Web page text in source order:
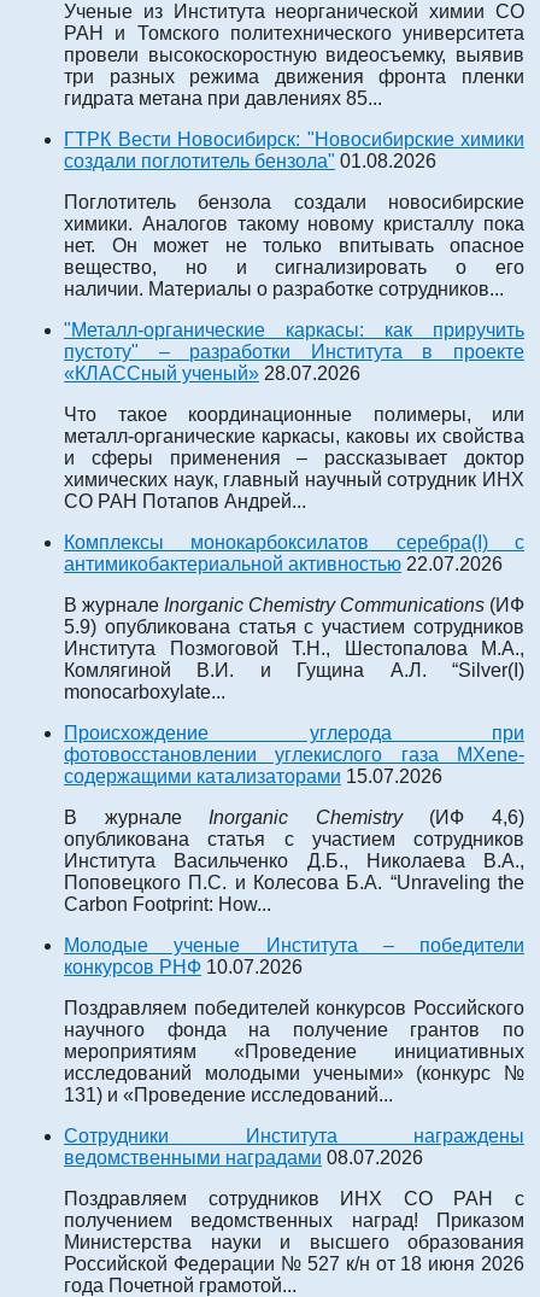
Ученые из Института неорганической химии СО
РАН и Томского политехнического университета
провели высокоскоростную видеосъемку, выявив
три разных режима движения фронта пленки
гидрата метана при давлениях 85...
ГТРК Вести Новосибирск: "Новосибирские химики
создали поглотитель бензола" 01.08.2026
Поглотитель бензола создали новосибирские
химики. Аналогов такому новому кристаллу пока
нет. Он может не только впитывать опасное
вещество, но и сигнализировать о его
наличии. Материалы о разработке сотрудников...
"Металл-органические каркасы: как приручить
пустоту" – разработки Института в проекте
«КЛАССный ученый» 28.07.2026
Что такое координационные полимеры, или
металл-органические каркасы, каковы их свойства
и сферы применения – рассказывает доктор
химических наук, главный научный сотрудник ИНХ
СО РАН Потапов Андрей...
Комплексы монокарбоксилатов серебра(I) с
антимикобактериальной активностью 22.07.2026
В журнале Inorganic Chemistry Communications (ИФ
5.9) опубликована статья с участием сотрудников
Института Позмоговой Т.Н., Шестопалова М.А.,
Комлягиной В.И. и Гущина А.Л. “Silver(I)
monocarboxylate...
Происхождение углерода при
фотовосстановлении углекислого газа MXene-
содержащими катализаторами 15.07.2026
В журнале Inorganic Chemistry(ИФ 4,6)
опубликована статья с участием сотрудников
Института Васильченко Д.Б., Николаева В.А.,
Поповецкого П.С. и Колесова Б.А. “Unraveling the
Carbon Footprint: How...
Молодые ученые Института – победители
конкурсов РНФ 10.07.2026
Поздравляем победителей конкурсов Российского
научного фонда на получение грантов по
мероприятиям «Проведение инициативных
исследований молодыми учеными» (конкурс №
131) и «Проведение исследований...
Сотрудники Института награждены
ведомственными наградами 08.07.2026
Поздравляем сотрудников ИНХ СО РАН с
получением ведомственных наград! Приказом
Министерства науки и высшего образования
Российской Федерации № 527 к/н от 18 июня 2026
года Почетной грамотой...